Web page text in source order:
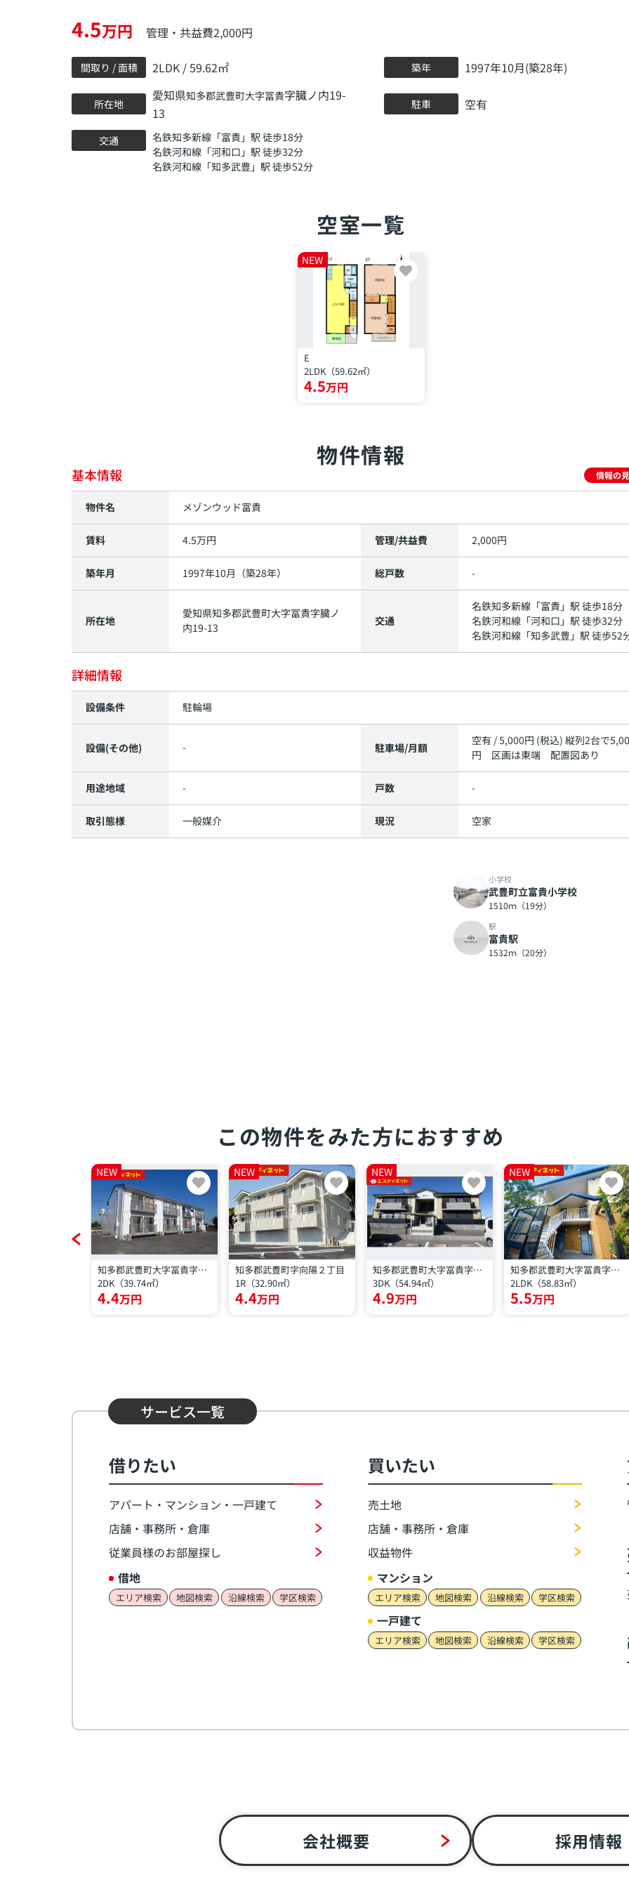
4.5万円 管理・共益費2,000円
間取り / 面積 2LDK / 59.62㎡ 築年 1997年10月(築28年)
所在地
愛知県知多郡武豊町大字冨貴字臓ノ内19-
13
駐車 空有
交通 名鉄知多新線 「富貴」駅 徒歩18分
名鉄河和線 「河和口 」駅 徒歩32分
名鉄河和線 「知多武豊 」駅 徒歩52分
空室一覧
NEW
E
2LDK（59.62㎡）
4.5万円
物件情報
基本情報 情報の
物件名 メゾンウッド富貴
賃料 4.5万円 管理/共益費 2,000円
築年月 1997年10月（築28年） 総戸数 -
所在地
愛知県知多郡武豊町大字冨貴字臓ノ
内19-13
交通
名鉄知多新線 「富貴」駅 徒歩18分
名鉄河和線 「河和口 」駅 徒歩32分
名鉄河和線 「知多武豊 」駅 徒歩52
詳細情報
設備条件 駐輪場
設備(その他) - 駐車場/月額
空有 / 5,000円 (税込) 縦列2台で
円 区画は東端 配置図あり
用途地域 - 戸数 -
取引態様 一般媒介 現況 空家
小学校
武豊町立富貴小学校
1510ｍ（19分）
駅
富貴駅
1532ｍ（20分）
この物件をみた方におすすめ
NEW
知多郡武豊町大字冨貴字外面
2DK（39.74㎡）
4.4万円
NEW
知多郡武豊町字向陽２丁目
1R（32.90㎡）
4.4万円
NEW
知多郡武豊町大字冨貴字外前田
3DK（54.94㎡）
4.9万円
NEW
知多郡武豊町大字冨貴字砂水
2LDK（58.83㎡）
5.5万円
サービス一覧
借りたい
アパート・マンション・一戸建て
店舗・事務所・倉庫
従業員様のお部屋探し
借地
エリア検索 地図検索 沿線検索 学区検索
買いたい
売土地
店舗・事務所・倉庫
収益物件
マンション
エリア検索 地図検索 沿線検索 学区検索
一戸建て
エリア検索 地図検索 沿線検索 学区検索
会社概要 採用情報